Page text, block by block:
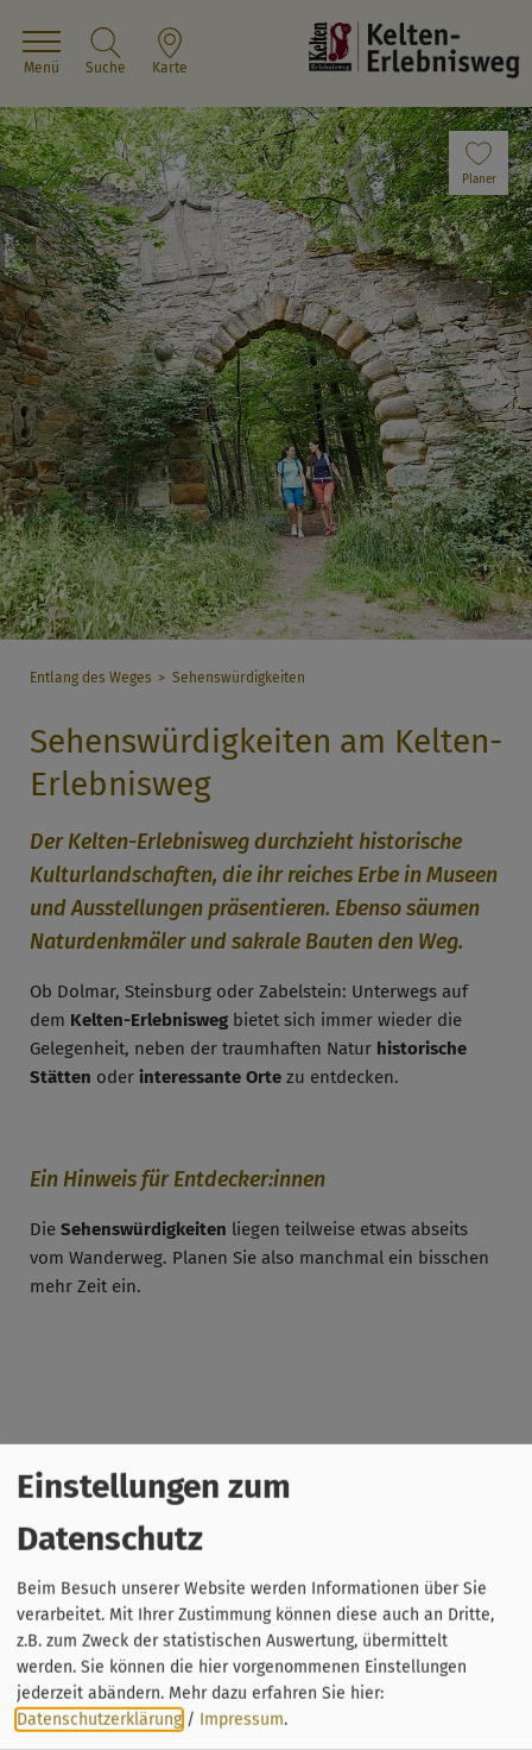
Menü Suche Karte
Planer
Entlang des Weges Sehenswürdigkeiten
Sehenswürdigkeiten am Kelten-
Erlebnisweg
Der Kelten-Erlebnisweg durchzieht historische
Kulturlandschaften, die ihr reiches Erbe in Museen
und Ausstellungen präsentieren. Ebenso säumen
Naturdenkmäler und sakrale Bauten den Weg.
Ob Dolmar, Steinsburg oder Zabelstein: Unterwegs auf
dem Kelten-Erlebnisweg bietet sich immer wieder die
Gelegenheit, neben der traumhaften Natur historische
Stätten oder interessante Orte zu entdecken.
Ein Hinweis für Entdecker:innen
Die Sehenswürdigkeiten liegen teilweise etwas abseits
vom Wanderweg. Planen Sie also manchmal ein bisschen
mehr Zeit ein.
Einstellungen zum
Datenschutz
Beim Besuch unserer Website werden Informationen über Sie
verarbeitet. Mit Ihrer Zustimmung können diese auch an Dritte,
z.B. zum Zweck der statistischen Auswertung, übermittelt
werden. Sie können die hier vorgenommenen Einstellungen
jederzeit abändern. Mehr dazu erfahren Sie hier:
Datenschutzerklärung / Impressum.